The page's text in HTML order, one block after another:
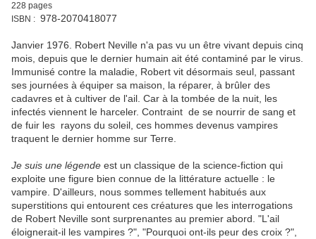
228 pages
ISBN : 978-2070418077
Janvier 1976. Robert Neville n'a pas vu un être vivant depuis cinq
mois, depuis que le dernier humain ait été contaminé par le virus.
Immunisé contre la maladie, Robert vit désormais seul, passant
ses journées à équiper sa maison, la réparer, à brûler des
cadavres et à cultiver de l'ail. Car à la tombée de la nuit, les
infectés viennent le harceler. Contraint de se nourrir de sang et
de fuir les rayons du soleil, ces hommes devenus vampires
traquent le dernier homme sur Terre.
Je suis une légende est un classique de la science-fiction qui
exploite une figure bien connue de la littérature actuelle : le
vampire. D'ailleurs, nous sommes tellement habitués aux
superstitions qui entourent ces créatures que les interrogations
de Robert Neville sont surprenantes au premier abord. "L'ail
éloignerait-il les vampires ?", "Pourquoi ont-ils peur des croix ?",